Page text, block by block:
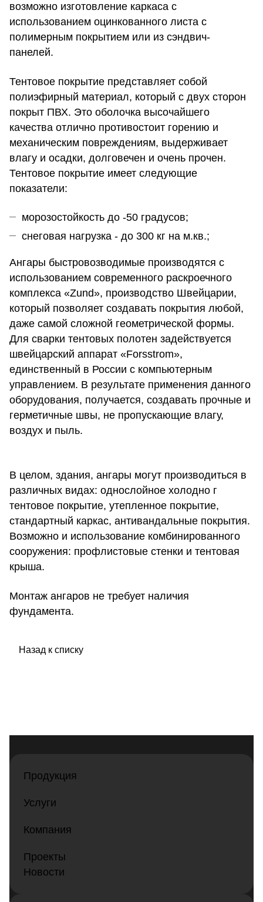
возможно изготовление каркаса с
использованием оцинкованного листа с
полимерным покрытием или из сэндвич-
панелей.
Тентовое покрытие представляет собой
полиэфирный материал, который с двух сторон
покрыт ПВХ. Это оболочка высочайшего
качества отлично противостоит горению и
механическим повреждениям, выдерживает
влагу и осадки, долговечен и очень прочен.
Тентовое покрытие имеет следующие
показатели:
морозостойкость до -50 градусов;
снеговая нагрузка - до 300 кг на м.кв.;
Ангары быстровозводимые производятся с
использованием современного раскроечного
комплекса «Zund», производство Швейцарии,
который позволяет создавать покрытия любой,
даже самой сложной геометрической формы.
Для сварки тентовых полотен задействуется
швейцарский аппарат «Forsstrom»,
единственный в России с компьютерным
управлением. В результате применения данного
оборудования, получается, создавать прочные и
герметичные швы, не пропускающие влагу,
воздух и пыль.
В целом, здания, ангары могут производиться в
различных видах: однослойное холодно г
тентовое покрытие, утепленное покрытие,
стандартный каркас, антивандальные покрытия.
Возможно и использование комбинированного
сооружения: профлистовые стенки и тентовая
крыша.
Монтаж ангаров не требует наличия
фундамента.
Назад к списку
Продукция
Услуги
Компания
Проекты
Новости